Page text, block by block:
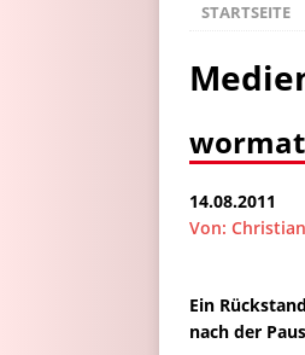
STARTSEITE
14.08.2011
Von:
Ein
nach der